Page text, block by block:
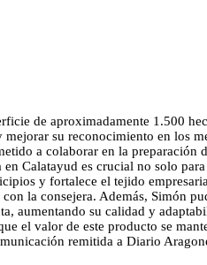
de aproximadamente 1.500
su reconocimiento en los
a colaborar en la preparación
Calatayud es crucial no solo
y fortalece el tejido
la consejera. Además, Simón
aumentando su calidad y
el valor de este producto se
remitida a Diario